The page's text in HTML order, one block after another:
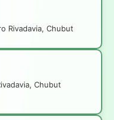
Rivadavia, Chubut
Chubut